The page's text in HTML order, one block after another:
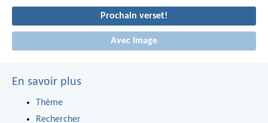
Prochain verset!
Avec Image
En savoir plus
Thème
Rechercher